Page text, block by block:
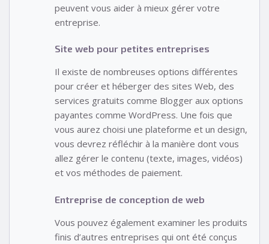
peuvent vous aider à mieux gérer votre
entreprise.
Site web pour petites entreprises
Il existe de nombreuses options différentes
pour créer et héberger des sites Web, des
services gratuits comme Blogger aux options
payantes comme WordPress. Une fois que
vous aurez choisi une plateforme et un design,
vous devrez réfléchir à la manière dont vous
allez gérer le contenu (texte, images, vidéos)
et vos méthodes de paiement.
Entreprise de conception de web
Vous pouvez également examiner les produits
finis d’autres entreprises qui ont été conçus